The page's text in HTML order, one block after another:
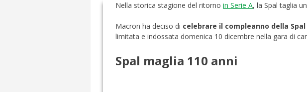
Nella storica stagione del ritorno in Serie A, la Spal taglia
Macron ha deciso di celebrare il compleanno della
limitata e indossata domenica 10 dicembre nella gara di
Spal maglia 110 anni